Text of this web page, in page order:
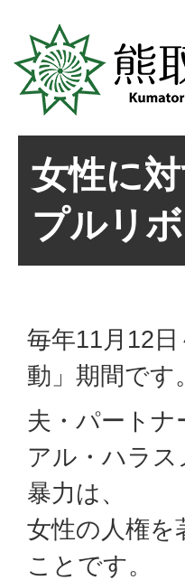
女性に
プルリ
毎年11月12
動」期間です。
夫・パート
アル・ハラ
暴力は、
女性の人権を
ことです。